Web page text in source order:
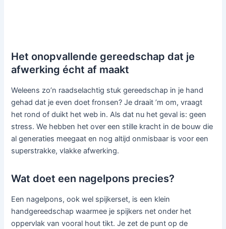
Het onopvallende gereedschap dat je
afwerking écht af maakt
Weleens zo’n raadselachtig stuk gereedschap in je hand
gehad dat je even doet fronsen? Je draait ’m om, vraagt
het rond of duikt het web in. Als dat nu het geval is: geen
stress. We hebben het over een stille kracht in de bouw die
al generaties meegaat en nog altijd onmisbaar is voor een
superstrakke, vlakke afwerking.
Wat doet een nagelpons precies?
Een nagelpons, ook wel spijkerset, is een klein
handgereedschap waarmee je spijkers net onder het
oppervlak van vooral hout tikt. Je zet de punt op de